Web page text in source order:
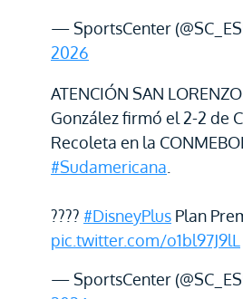
— SportsCenter
2026
ATENCIÓN SAN
González firmó el 2-2 de
Recoleta en la CONMEBOL
#Sudamericana
???? #DisneyPlus Plan
pic.twitter.com/o1bl97J9lL
— SportsCenter